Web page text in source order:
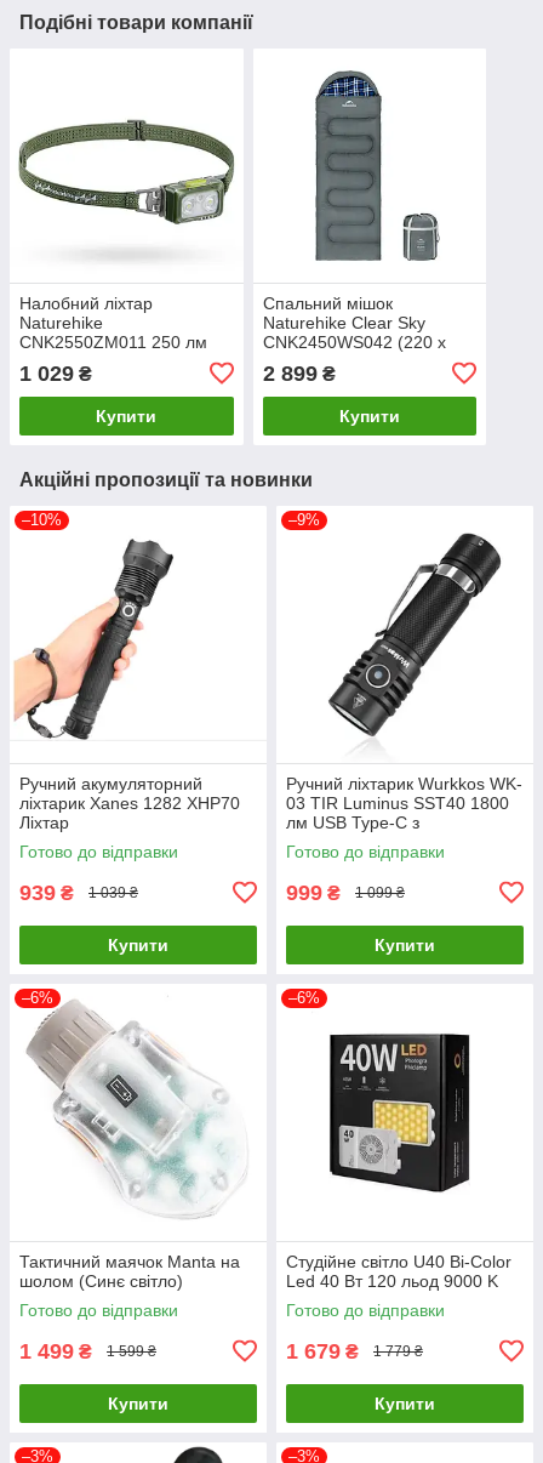
Подібні товари компанії
Налобний ліхтар
Naturehike
CNK2550ZM011 250 лм
1 029 ₴
Купити
Спальний мішок
Naturehike Clear Sky
CNK2450WS042 (220 х
80см) з капюшоном Сірий
2 899₴
Купити
Акційні пропозиції та новинки
–10%
Ручний акумуляторний
ліхтарик Xanes 1282 XHP70
Ліхтар
Готово до відправки
939 ₴ 1 039 ₴
Купити
–9%
Ручний ліхтарик Wurkkos WK-
03 TIR Luminus SST40 1800
лм USB Type-C з
акумулятором Wurkkos 3000
mAh Чорний
Готово до відправки
999 ₴ 1 099 ₴
Купити
–6%
Тактичний маячок Manta на
шолом (Синє світло)
Готово до відправки
1 499 ₴ 1 599 ₴
Купити
–6%
Студійне світло U40 Bi-Color
Led 40 Вт 120 льод 9000 K
Готово до відправки
1 679 ₴ 1 779 ₴
Купити
–3% –3%